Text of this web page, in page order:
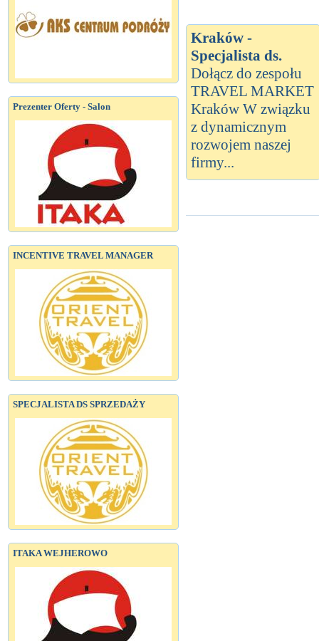
Prezenter Oferty - Salon
INCENTIVE TRAVEL MANAGER
SPECJALISTA DS SPRZEDAŻY
ITAKA WEJHEROWO
Kraków -
Specjalista ds.
Dołącz do zespołu
TRAVEL MARKET
Kraków W związku
z dynamicznym
rozwojem naszej
firmy...